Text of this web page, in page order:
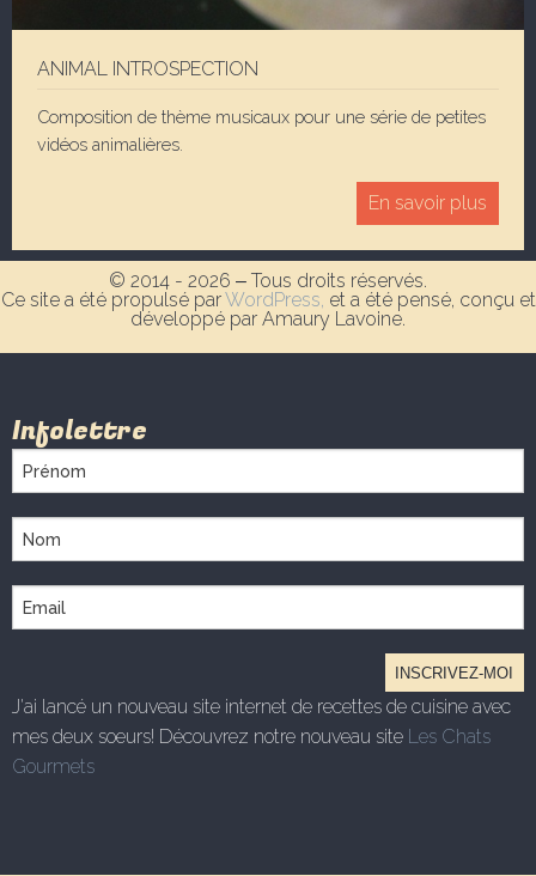
ANIMAL INTROSPECTION
Composition de thème musicaux pour une série de petites
vidéos animalières.
En savoir plus
© 2014 - 2026 ‒ Tous droits réservés.
Ce site a été propulsé parWordPress, et a été pensé, conçu et
développé par Amaury Lavoine.
Infolettre
J'ai lancé un nouveau site internet de recettes de cuisine avec
mes deux soeurs! Découvrez notre nouveau site Les Chats
Gourmets